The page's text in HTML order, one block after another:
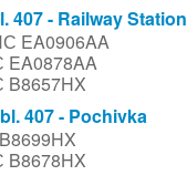
- Railway Station
EA0906AA
407 - Pochivka